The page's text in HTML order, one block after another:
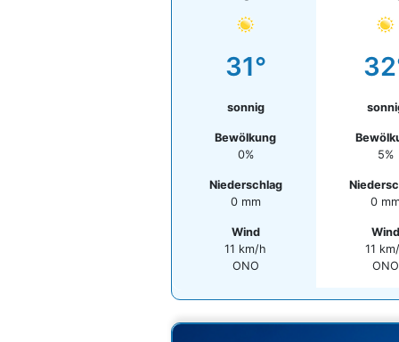
31°
sonnig
Bewölkung
0%
Niederschlag
0 mm
Wind
11 km/h
ONO
5%
0
11
ONO